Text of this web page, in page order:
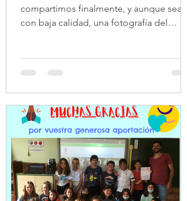
compartimos finalmente, y aunque sean
con baja calidad, una fotografía del